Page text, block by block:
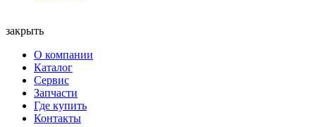
закрыть
О компании
Каталог
Сервис
Запчасти
Где купить
Контакты